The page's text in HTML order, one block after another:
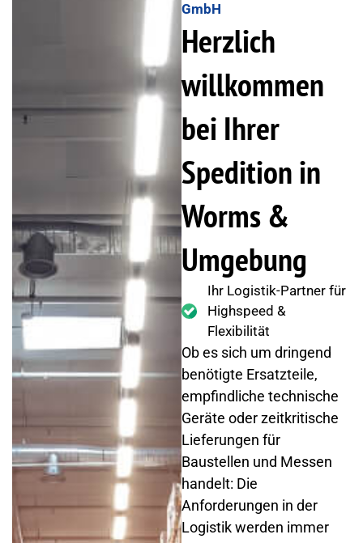
GmbH
Herzlich
willkommen
bei Ihrer
Spedition in
Worms &
Umgebung
Ihr Logistik-Partner für
Highspeed &
Flexibilität
Ob es sich um dringend
benötigte Ersatzteile,
empfindliche technische
Geräte oder zeitkritische
Lieferungen für
Baustellen und Messen
handelt: Die
Anforderungen in der
Logistik werden immer